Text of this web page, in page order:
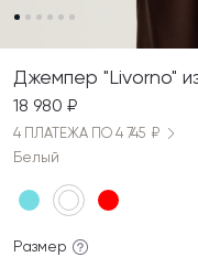
Джемпер "Livorno"
18 980 ₽
4 ПЛАТЕЖА ПО 4 745 ₽
Белый
Размер